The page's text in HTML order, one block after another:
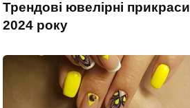
Трендові ювелірні прикраси
2024 року